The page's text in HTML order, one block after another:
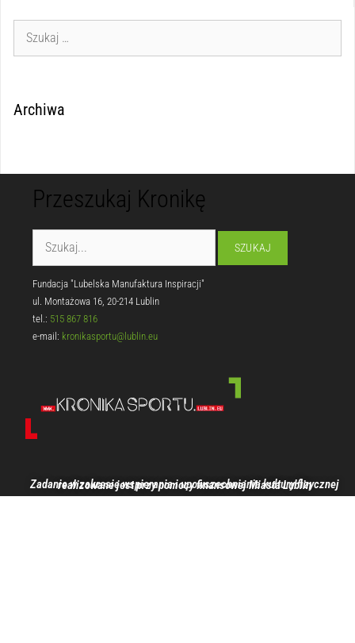
Archiwa
Przeszukaj Kronikę
Fundacja "Lubelska Manufaktura Inspiracji"
ul. Montażowa 16, 20-214 Lublin
tel.: 515 867 816
e-mail: kronikasportu@lublin.eu
Zadanie w zakresie wspierania i upowszechniania kultury fizycznej realizowane jest przy pomocy finansowej Miasta Lublin